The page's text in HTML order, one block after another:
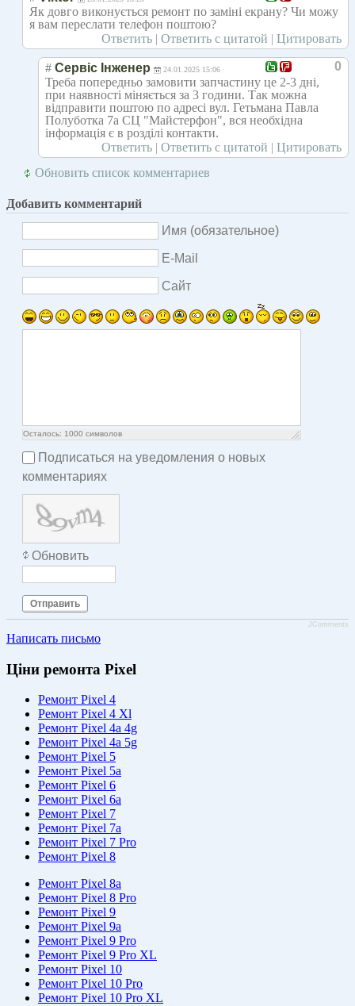
Як довго виконується ремонт по заміні екрану? Чи можу
я вам переслати телефон поштою?
Ответить | Ответить с цитатой | Цитировать
0
# Сервіс Інженер 24.01.2025 15:06
Треба попередньо замовити запчастину це 2-3 дні,
при наявності міняється за 3 години. Так можна
відправити поштою по адресі вул. Гетьмана Павла
Полуботка 7а СЦ "Майстерфон", вся необхідна
інформація є в розділі контакти.
Ответить | Ответить с цитатой | Цитировать
Обновить список комментариев
Добавить комментарий
Имя (обязательное)
E-Mail
Сайт
Осталось: 1000 символов
Подписаться на уведомления о новых
комментариях
Обновить
Отправить
JComments
Написать письмо
Ціни ремонта Pixel
Ремонт Pixel 4
Ремонт Pixel 4 Xl
Ремонт Pixel 4a 4g
Ремонт Pixel 4a 5g
Ремонт Pixel 5
Ремонт Pixel 5a
Ремонт Pixel 6
Ремонт Pixel 6a
Ремонт Pixel 7
Ремонт Pixel 7a
Ремонт Pixel 7 Pro
Ремонт Pixel 8
Ремонт Pixel 8a
Ремонт Pixel 8 Pro
Ремонт Pixel 9
Ремонт Pixel 9a
Ремонт Pixel 9 Pro
Ремонт Pixel 9 Pro XL
Ремонт Pixel 10
Ремонт Pixel 10 Pro
Ремонт Pixel 10 Pro XL